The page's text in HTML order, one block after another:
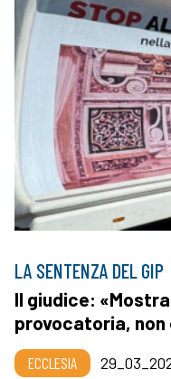
LA SENTENZA DEL GIP
Il giudice:
provocatoria,
ECCLESIA